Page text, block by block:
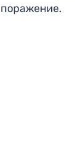
поражение.